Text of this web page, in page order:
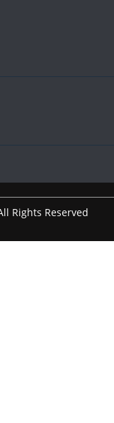
Rights Reserved